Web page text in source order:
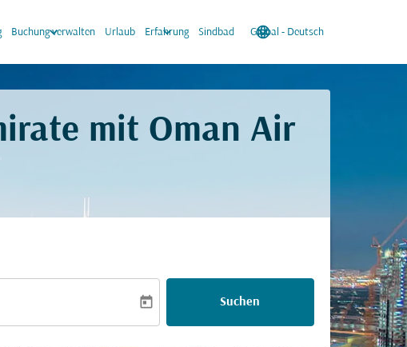
Buchung verwalten
keyboard_arrow_down Urlaub Erfahrung
keyboard_arrow_down Sindbad language
Global - Deutsch
keyboard_arrow_down
mit Oman Air
label
today Suchen